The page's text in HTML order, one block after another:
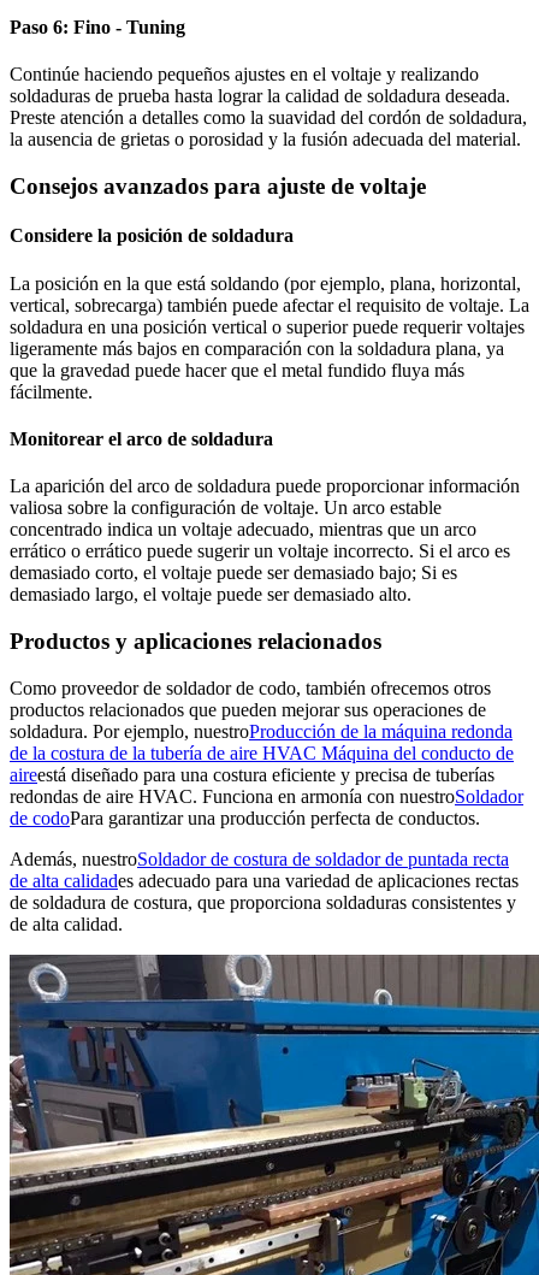
Paso 6: Fino - Tuning
Continúe haciendo pequeños ajustes en el voltaje y realizando
soldaduras de prueba hasta lograr la calidad de soldadura deseada.
Preste atención a detalles como la suavidad del cordón de soldadura,
la ausencia de grietas o porosidad y la fusión adecuada del material.
Consejos avanzados para ajuste de voltaje
Considere la posición de soldadura
La posición en la que está soldando (por ejemplo, plana, horizontal,
vertical, sobrecarga) también puede afectar el requisito de voltaje. La
soldadura en una posición vertical o superior puede requerir voltajes
ligeramente más bajos en comparación con la soldadura plana, ya
que la gravedad puede hacer que el metal fundido fluya más
fácilmente.
Monitorear el arco de soldadura
La aparición del arco de soldadura puede proporcionar información
valiosa sobre la configuración de voltaje. Un arco estable
concentrado indica un voltaje adecuado, mientras que un arco
errático o errático puede sugerir un voltaje incorrecto. Si el arco es
demasiado corto, el voltaje puede ser demasiado bajo; Si es
demasiado largo, el voltaje puede ser demasiado alto.
Productos y aplicaciones relacionados
Como proveedor de soldador de codo, también ofrecemos otros
productos relacionados que pueden mejorar sus operaciones de
soldadura. Por ejemplo, nuestroProducción de la máquina redonda
de la costura de la tubería de aire HVAC Máquina del conducto de
aireestá diseñado para una costura eficiente y precisa de tuberías
redondas de aire HVAC. Funciona en armonía con nuestroSoldador
de codoPara garantizar una producción perfecta de conductos.
Además, nuestroSoldador de costura de soldador de puntada recta
de alta calidades adecuado para una variedad de aplicaciones rectas
de soldadura de costura, que proporciona soldaduras consistentes y
de alta calidad.